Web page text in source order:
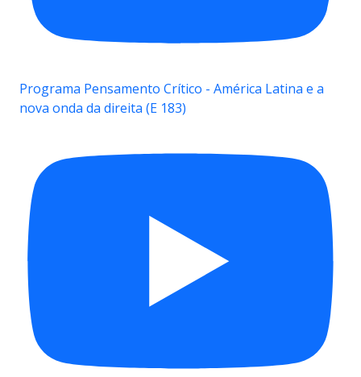
Programa Pensamento Crítico - América Latina e a
nova onda da direita (E 183)